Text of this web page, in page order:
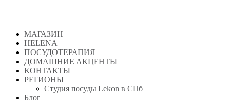
МАГАЗИН
HELENA
ПОСУДОТЕРАПИЯ
ДОМАШНИЕ АКЦЕНТЫ
КОНТАКТЫ
РЕГИОНЫ
Студия посуды Lekon в СПб
Блог